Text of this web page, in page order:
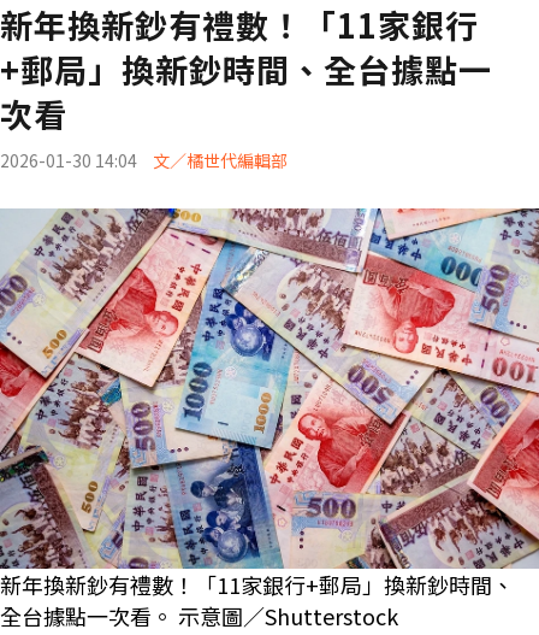
新年換新鈔有禮數！「11家銀行
+郵局」換新鈔時間、全台據點一
次看
2026-01-30 14:04 文／橘世代編輯部
新年換新鈔有禮數！「11家銀行+郵局」換新鈔時間、
全台據點一次看。 示意圖／Shutterstock